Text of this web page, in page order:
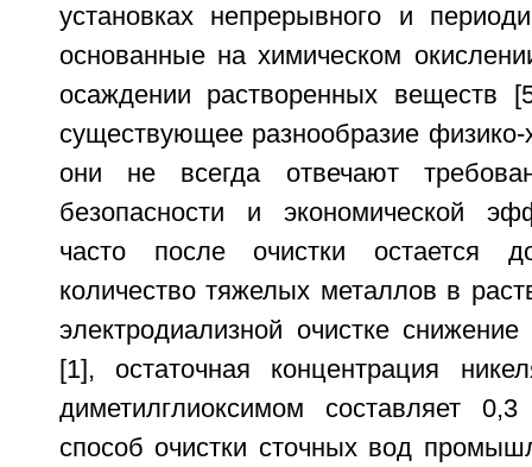
установках непрерывного и
основанные на химическом
осаждении растворенных веществ
существующее разнообразие физико-
они не всегда отвечают
безопасности и экономической
часто после очистки остается
количество тяжелых металлов в
электродиализной очистке
[1], остаточная концентрация
диметилглиоксимом составляет
способ очистки сточных вод